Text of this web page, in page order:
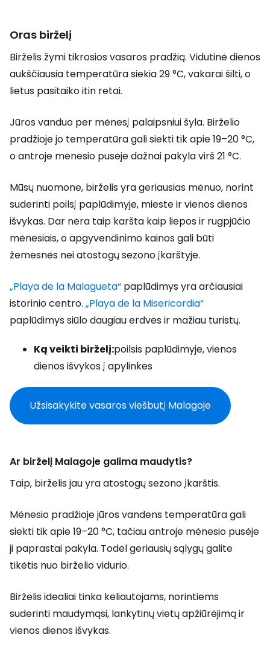
Oras birželį
Birželis žymi tikrosios vasaros pradžią. Vidutinė dienos
aukščiausia temperatūra siekia 29 °C, vakarai šilti, o
lietus pasitaiko itin retai.
Jūros vanduo per mėnesį palaipsniui šyla. Birželio
pradžioje jo temperatūra gali siekti tik apie 19–20 °C,
o antroje mėnesio pusėje dažnai pakyla virš 21 °C.
Mūsų nuomone, birželis yra geriausias mėnuo, norint
suderinti poilsį paplūdimyje, mieste ir vienos dienos
išvykas. Dar nėra taip karšta kaip liepos ir rugpjūčio
mėnesiais, o apgyvendinimo kainos gali būti
žemesnės nei atostogų sezono įkarštyje.
„Playa de la Malagueta“ paplūdimys yra arčiausiai
istorinio centro. „Playa de la Misericordia“
paplūdimys siūlo daugiau erdvės ir mažiau turistų.
Ką veikti birželį:poilsis paplūdimyje, vienos
dienos išvykos į apylinkes
Užsisakykite vasaros viešbutį Malagoje
Ar birželį Malagoje galima maudytis?
Taip, birželis jau yra atostogų sezono įkarštis.
Mėnesio pradžioje jūros vandens temperatūra gali
siekti tik apie 19–20 °C, tačiau antroje mėnesio pusėje
ji paprastai pakyla. Todėl geriausių sąlygų galite
tikėtis nuo birželio vidurio.
Birželis idealiai tinka keliautojams, norintiems
suderinti maudymąsi, lankytinų vietų apžiūrėjimą ir
vienos dienos išvykas.